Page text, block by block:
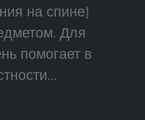
на спине)
Для
помогает в